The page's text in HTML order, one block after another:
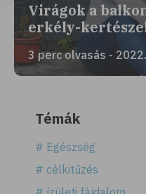
Virágok a
erkély-
3 perc olvasás -
Témák
# Egészség
# célkitűzés